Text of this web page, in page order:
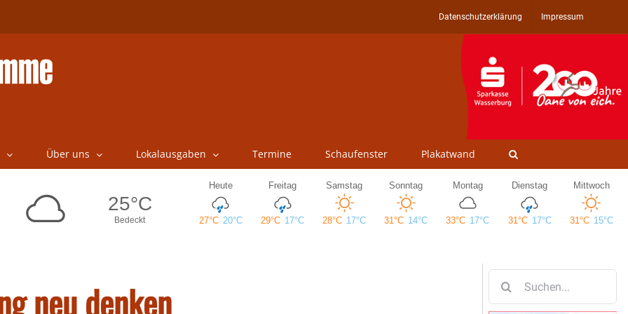
Datenschutzerklärung Impressum
Über uns Lokalausgaben Termine Schaufenster Plakatwand
neu denken
nach: